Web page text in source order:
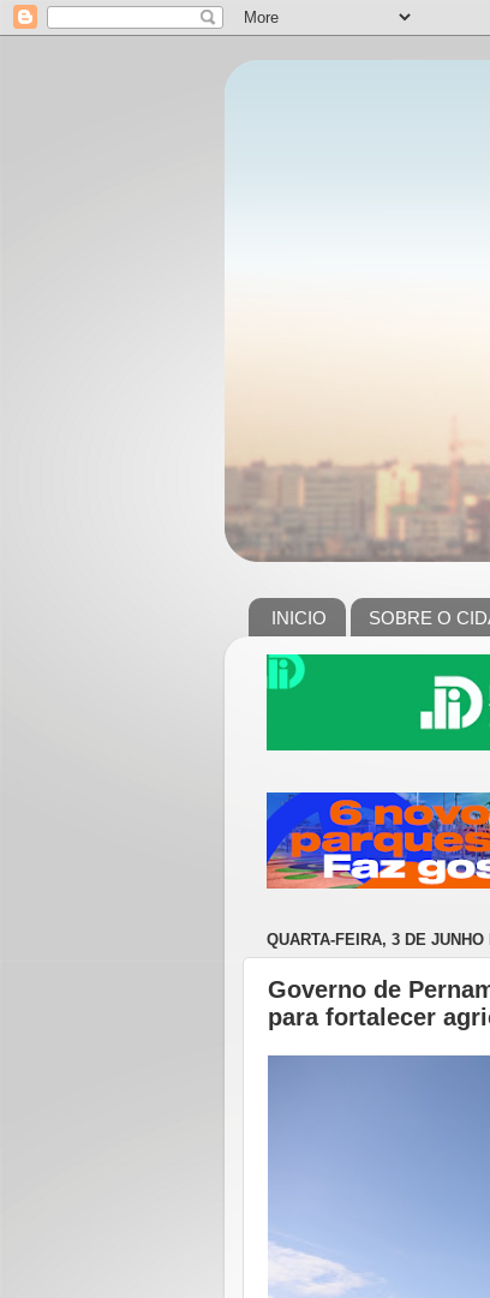
INICIO SOBRE O
QUARTA-FEIRA, 3 DE JUNHO
Governo de
para fortalecer